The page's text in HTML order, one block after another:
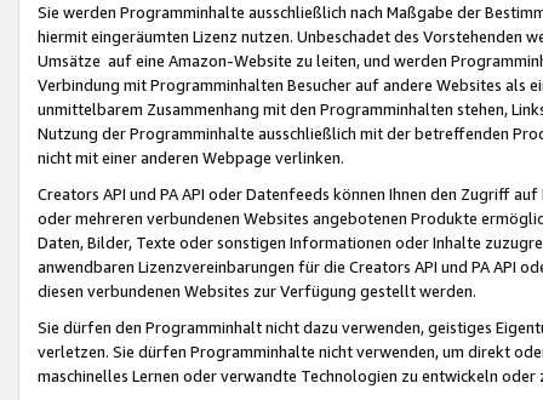
Sie werden Programminhalte ausschließlich nach Maßgabe der
hiermit eingeräumten Lizenz nutzen. Unbeschadet des Vorstehenden
Umsätze auf eine Amazon-Website zu leiten, und werden
Verbindung mit Programminhalten Besucher auf andere Websites als
unmittelbarem Zusammenhang mit den Programminhalten stehen,
Nutzung der Programminhalte ausschließlich mit der betreffenden
nicht mit einer anderen Webpage verlinken.
Creators API und PA API oder Datenfeeds können Ihnen den Zugriff
oder mehreren verbundenen Websites angebotenen Produkte
Daten, Bilder, Texte oder sonstigen Informationen oder Inhalte
anwendbaren Lizenzvereinbarungen für die Creators API und PA API
diesen verbundenen Websites zur Verfügung gestellt werden.
Sie dürfen den Programminhalt nicht dazu verwenden, geistiges
verletzen. Sie dürfen Programminhalte nicht verwenden, um direkt
maschinelles Lernen oder verwandte Technologien zu entwickeln